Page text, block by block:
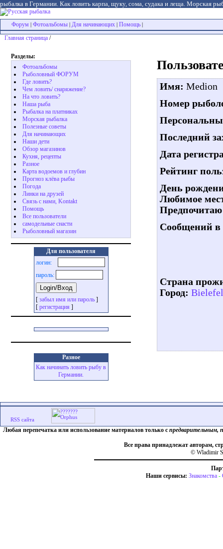
рыбалка в Германии. Как ловить карпа, щуку, сома, судака и леща. Морская
Форум Фотоальбомы Для начинающих Помощь
Главная страница /
Разделы:
Фотоальбомы
Рыболовный ФОРУМ
Где ловить?
Чем ловить/ снаряжение?
На что ловить?
Наша рыба
Рыбалка на платниках
Морская рыбалка
Полезные советы
Для начинающих
Наши дети
Обзор магазинов
Кухня, рецепты
Разное
Карта водоемов и глубин
Прогноз клёва рыбы
Погода
Линки на друзей
Связь с нами, Kontakt
Помощь
Все пользователи
самодельные снасти
Рыболовный магазин
Для пользователя
логин:
пароль:
[ забыл имя или пароль]
[ регистрация ]
Разное
Как начинать ловить рыбу в
Германии.
Имя: Medion
Номер
Последний
Дата
Рейтинг
День
Любимое
Сообщений в
Страна
Город:
Любая перепечатка или использование материалов только с предварительным,
Все права принадлежат авторам,
© Wladimir
Наши сервисы: Знакомства -